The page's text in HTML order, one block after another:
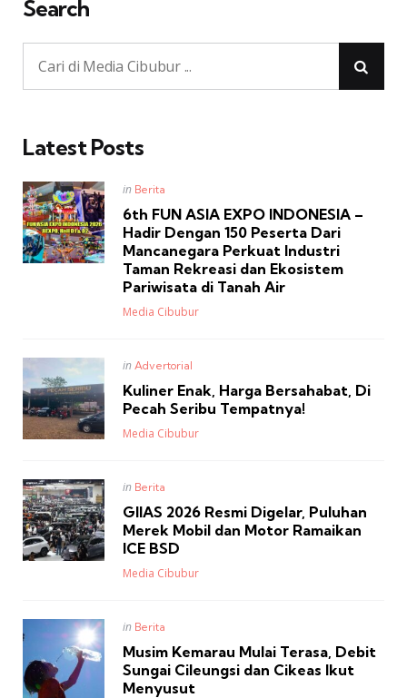
Search
Latest Posts
Posted
in
in Berita
6th FUN ASIA EXPO INDONESIA –
Hadir Dengan 150 Peserta Dari
Mancanegara Perkuat Industri
Taman Rekreasi dan Ekosistem
Pariwisata di Tanah Air
Posted
Media Cibubur
Posted
in Advertorial
Kuliner Enak, Harga Bersahabat, Di
Pecah Seribu Tempatnya!
Posted
Media Cibubur
Posted
in Berita
GIIAS 2026 Resmi Digelar, Puluhan
Merek Mobil dan Motor Ramaikan
ICE BSD
Posted
Media Cibubur
Posted
in Berita
Musim Kemarau Mulai Terasa, Debit
Sungai Cileungsi dan Cikeas Ikut
Menyusut